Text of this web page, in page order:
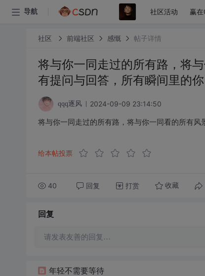
导航 社区活动 赢
社区 前端社区 感慨 帖子详情
将与你一同走过的所有路，将
有提问与回答，所有瞬间里的
qqq逐风 2024-09-09 23:14:50
将与你一同走过的所有路，将与你一同看的所有风
给本帖投票
40 回复 打赏 收藏
回复
请发表友善的回复…
年轻不需要等待